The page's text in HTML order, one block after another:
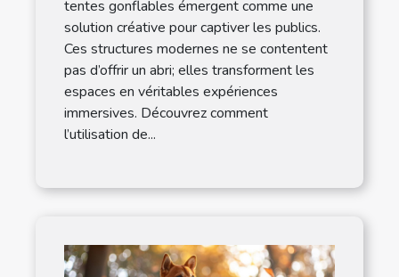
tentes gonflables émergent comme une
solution créative pour captiver les publics.
Ces structures modernes ne se contentent
pas d’offrir un abri; elles transforment les
espaces en véritables expériences
immersives. Découvrez comment
l’utilisation de...